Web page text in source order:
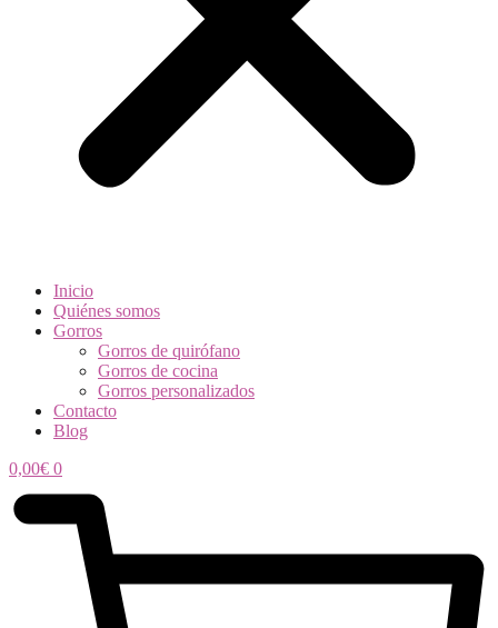
Inicio
Quiénes somos
Gorros
Gorros de quirófano
Gorros de cocina
Gorros personalizados
Contacto
Blog
0,00€ 0